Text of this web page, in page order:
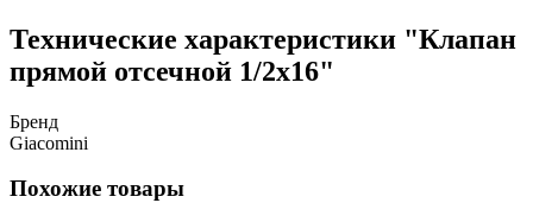
Технические характеристики "Клапан
прямой отсечной 1/2x16"
Бренд
Giacomini
Похожие товары